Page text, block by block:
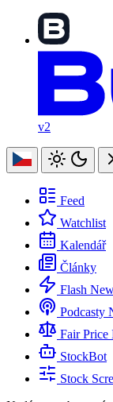
v2
Feed
Watchlist
Kalendář
Články
Flash
Podcasty
Fair Price
StockBot
Stock